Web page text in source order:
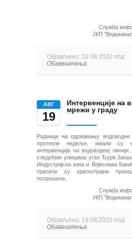
Служба
ЈКП
Објављено: 22.08.2022 под
Обавештења
AВГ
19
Интервенције на
мрежи у граду
Радници на одржавању
протекле недеље, имали су
интервенција на водоводној
следећим улицама: угао Ђуре
Индустријска зона и Војислава
пратили су краткотрајни
потрошача.
Служба
ЈКП
Објављено: 19.08.2022 под
Обавештења